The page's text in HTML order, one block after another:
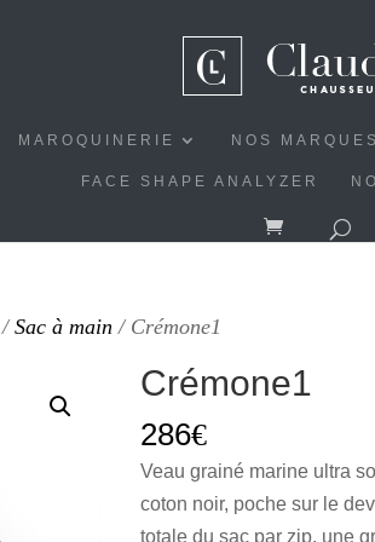
MAROQUINERIE NOS MARQUES
FACE SHAPE ANALYZER
/Sac à main / Crémone1
Crémone1
286€
Veau grainé marine ultra
coton noir, poche sur le
totale du sac par zip, une